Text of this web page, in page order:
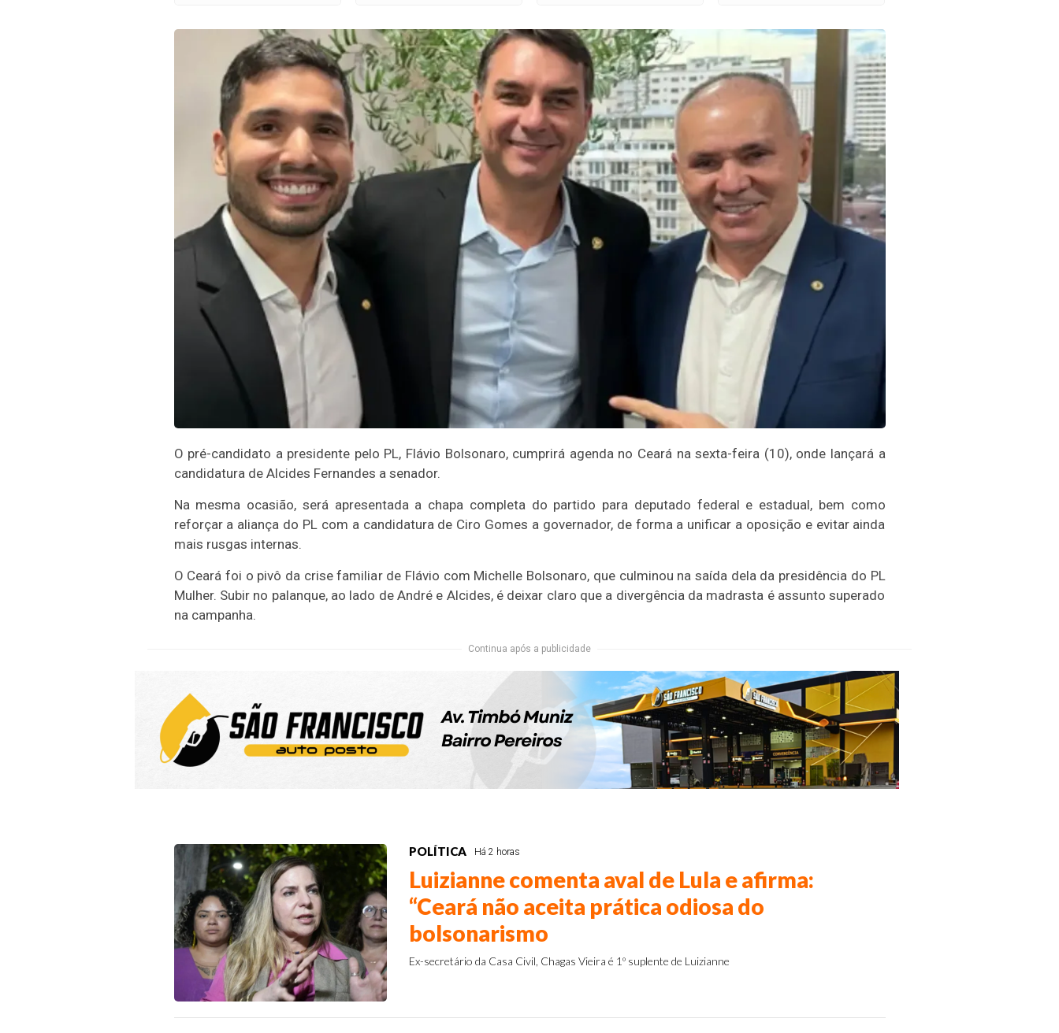
O pré-candidato a presidente pelo PL, Flávio Bolsonaro, cumprirá agenda no Ceará na sexta-feira (10), onde lançará a
candidatura de Alcides Fernandes a senador.
Na mesma ocasião, será apresentada a chapa completa do partido para deputado federal e estadual, bem como
reforçar a aliança do PL com a candidatura de Ciro Gomes a governador, de forma a unificar a oposição e evitar ainda
mais rusgas internas.
O Ceará foi o pivô da crise familiar de Flávio com Michelle Bolsonaro, que culminou na saída dela da presidência do PL
Mulher. Subir no palanque, ao lado de André e Alcides, é deixar claro que a divergência da madrasta é assunto superado
na campanha.
Continua após a publicidade
POLÍTICA Há 2 horas
Luizianne comenta aval de Lula e afirma:
“Ceará não aceita prática odiosa do
bolsonarismo
Ex-secretário da Casa Civil, Chagas Vieira é 1º suplente de Luizianne